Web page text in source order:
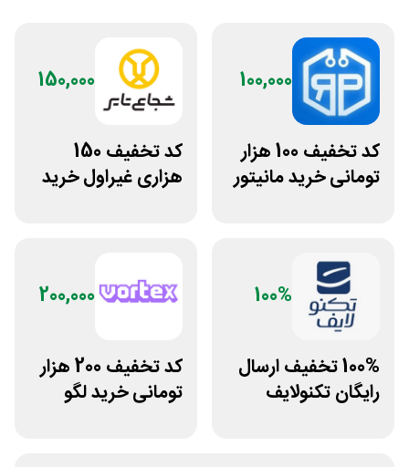
100,000
کد تخفیف 100 هزار
تومانی خرید مانیتور
150,000
کد تخفیف 150
هزاری غیراول خرید
100%
100% تخفیف ارسال
رایگان تکنولایف
200,000
کد تخفیف 200 هزار
تومانی خرید لگو